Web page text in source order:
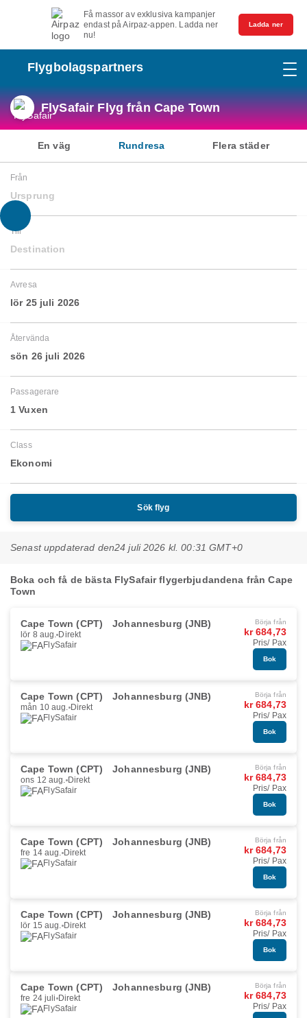
Få massor av exklusiva kampanjer
endast på Airpaz-appen. Ladda ner
nu!
Ladda ner
Flygbolagspartners
FlySafair Flyg från Cape Town
En väg Rundresa Flera städer
Från
Ursprung
Till
Destination
Avresa
lör 25 juli 2026
Återvända
sön 26 juli 2026
Passagerare
1 Vuxen
Class
Ekonomi
Sök flyg
Senast uppdaterad den24 juli 2026 kl. 00:31 GMT+0
Boka och få de bästa FlySafair flygerbjudandena från Cape
Town
Cape Town (CPT) Johannesburg (JNB)
lör 8 aug. Direkt
FlySafair
Börja från
kr 684,73
Pris/ Pax
Bok
Cape Town (CPT) Johannesburg (JNB)
mån 10 aug. Direkt
FlySafair
Börja från
kr 684,73
Pris/ Pax
Bok
Cape Town (CPT) Johannesburg (JNB)
ons 12 aug. Direkt
FlySafair
Börja från
kr 684,73
Pris/ Pax
Bok
Cape Town (CPT) Johannesburg (JNB)
fre 14 aug. Direkt
FlySafair
Börja från
kr 684,73
Pris/ Pax
Bok
Cape Town (CPT) Johannesburg (JNB)
lör 15 aug. Direkt
FlySafair
Börja från
kr 684,73
Pris/ Pax
Bok
Cape Town (CPT) Johannesburg (JNB)
fre 24 juli Direkt
FlySafair
Börja från
kr 684,73
Pris/ Pax